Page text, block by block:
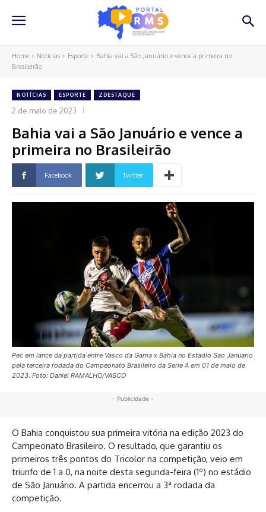
Home Notícias Esporte
Bahia vai a São Januário e vence a primeira no
Brasileirão
NOTÍCIAS ESPORTE ZDESTAQUE
2 de maio de 2023
Bahia vai a São Januário e vence a
primeira no Brasileirão
Facebook Twitter
Pec em lance da partida entre Vasco da Gama x Bahia no Estadio Sao Januario
pela terceira rodada do Campeonato Brasileiro da Serie A em 01 de maio de
2023. Foto: Daniel RAMALHO/VASCO
- Publicidade -
O Bahia conquistou sua primeira vitória na edição 2023 do
Campeonato Brasileiro. O resultado, que garantiu os
primeiros três pontos do Tricolor na competição, veio em
triunfo de 1 a 0, na noite desta segunda-feira (1º) no estádio
de São Januário. A partida encerrou a 3ª rodada da
competição.